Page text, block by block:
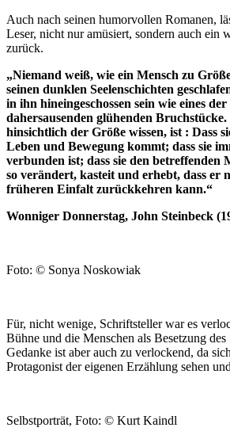
Auch nach seinen humorvollen Romanen,
Leser, nicht nur amüsiert, sondern auch ein
zurück.
„Niemand weiß, wie ein Mensch zu
seinen dunklen Seelenschichten
in ihn hineingeschossen sein wie eines
dahersausenden glühenden
hinsichtlich der Größe wissen, ist : Dass
Leben und Bewegung kommt; dass sie
verbunden ist; dass sie den betreffenden
so verändert, kasteit und erhebt, dass er
früheren Einfalt zurückkehren kann.“
Wonniger Donnerstag, John Steinbeck
Foto: © Sonya Noskowiak
Für, nicht wenige, Schriftsteller war es
Bühne und die Menschen als Besetzung
Gedanke ist aber auch zu verlockend, da
Protagonist der eigenen Erzählung sehen
Selbstporträt, Foto: © Kurt Kaindl